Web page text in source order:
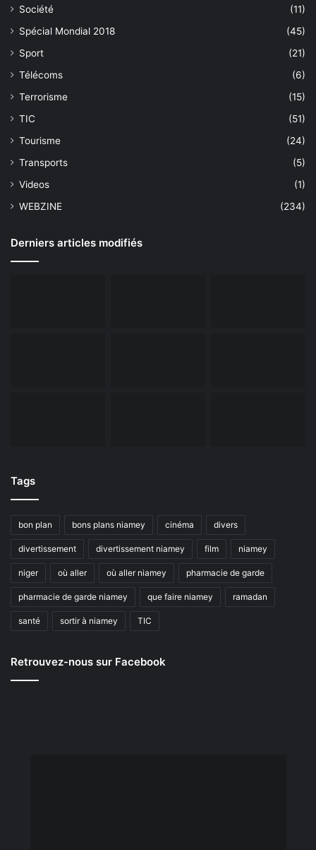
Société
(11)
Spécial Mondial 2018
(45)
Sport
(21)
Télécoms
(6)
Terrorisme
(15)
TIC
(51)
Tourisme
(24)
Transports
(5)
Videos
(1)
WEBZINE
(234)
Derniers articles modifiés
Tags
bon plan bons plans niamey cinéma divers
divertissement divertissement niamey film niamey
niger où aller où aller niamey pharmacie de garde
pharmacie de garde niamey que faire niamey ramadan
santé sortir à niamey TIC
Retrouvez-nous sur Facebook